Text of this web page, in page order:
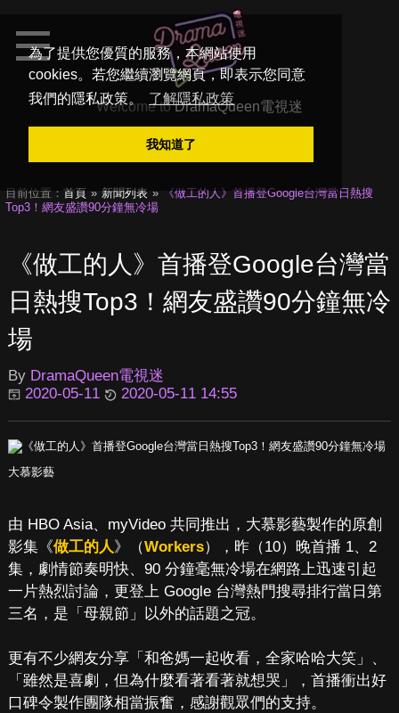
為了提供您優質的服務，本網站使用
cookies。若您繼續瀏覽網頁，即表示您同意
我們的隱私政策。
了解隱私政策
我知道了
Welcome toDramaQueen電視迷
目前位置： 首頁 新聞列表
《做工的人》首播登Google台灣當日熱搜
Top3！網友盛讚90分鐘無冷場
《做工的人》首播登Google台灣當
日熱搜Top3！網友盛讚90分鐘無冷
場
By DramaQueen電視迷
2020-05-11
2020-05-11 14:55
大慕影藝
由 HBO Asia、myVideo 共同推出，大慕影藝製作的原創
影集《做工的人》（Workers），昨（10）晚首播 1、2
集，劇情節奏明快、90 分鐘毫無冷場在網路上迅速引起
一片熱烈討論，更登上 Google 台灣熱門搜尋排行當日第
三名，是「母親節」以外的話題之冠。
更有不少網友分享「和爸媽一起收看，全家哈哈大笑」、
「雖然是喜劇，但為什麼看著看著就想哭」，首播衝出好
口碑令製作團隊相當振奮，感謝觀眾們的支持。